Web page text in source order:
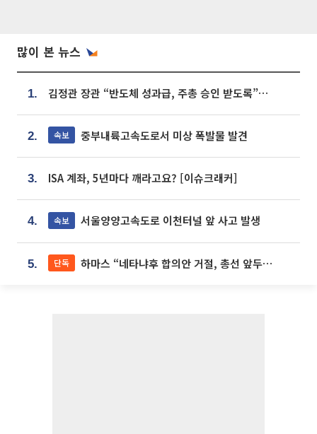
많이 본 뉴스
1. 김정관 장관 “반도체 성과급, 주총 승인 받도록”…상법·자본시장법 개정 시사
2. 속보 중부내륙고속도로서 미상 폭발물 발견
3. ISA 계좌, 5년마다 깨라고요? [이슈크래커]
4. 속보 서울양양고속도로 이천터널 앞 사고 발생
5. 단독 하마스 “네타냐후 합의안 거절, 총선 앞두고 시간 끌기”